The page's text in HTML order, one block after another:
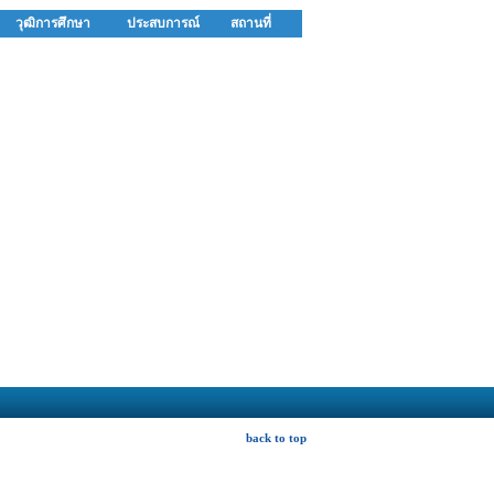
วุฒิการศึกษา ประสบการณ์ สถานที่
back to top